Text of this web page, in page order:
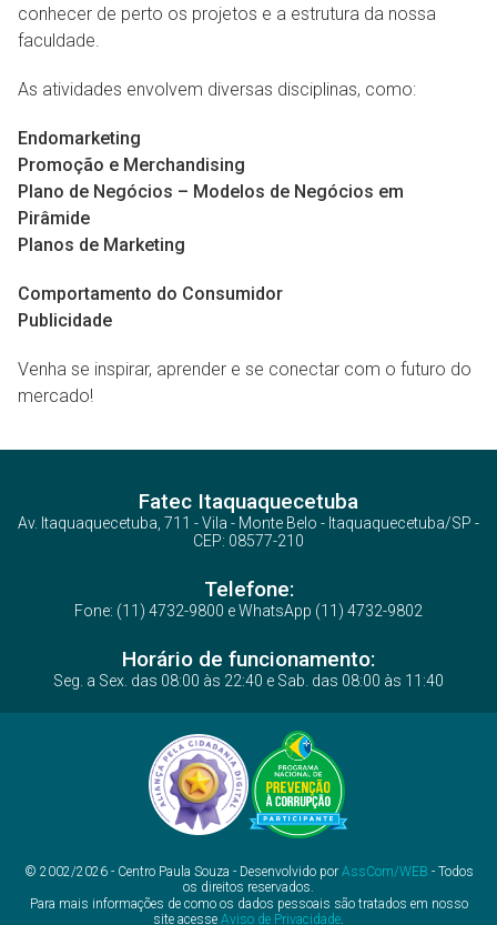
conhecer de perto os projetos e a estrutura da nossa
faculdade.
As atividades envolvem diversas disciplinas, como:
Endomarketing
Promoção e Merchandising
Plano de Negócios – Modelos de Negócios em
Pirâmide
Planos de Marketing
Comportamento do Consumidor
Publicidade
Venha se inspirar, aprender e se conectar com o futuro do
mercado!
Fatec Itaquaquecetuba
Av. Itaquaquecetuba, 711 - Vila - Monte Belo - Itaquaquecetuba/SP -
CEP: 08577-210
Telefone:
Fone: (11) 4732-9800 e WhatsApp (11) 4732-9802
Horário de funcionamento:
Seg. a Sex. das 08:00 às 22:40 e Sab. das 08:00 às 11:40
© 2002/2026 - Centro Paula Souza - Desenvolvido por AssCom/WEB - Todos
os direitos reservados.
Para mais informações de como os dados pessoais são tratados em nosso
site acesse Aviso de Privacidade.